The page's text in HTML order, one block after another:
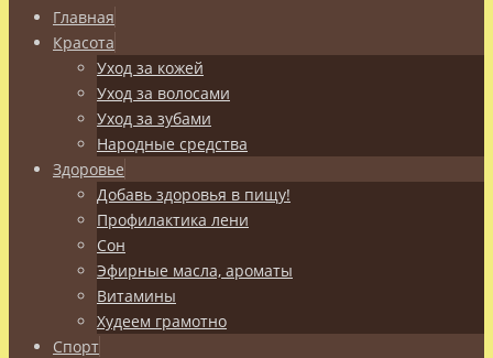
Главная
Красота
Уход за кожей
Уход за волосами
Уход за зубами
Народные средства
Здоровье
Добавь здоровья в пищу!
Профилактика лени
Сон
Эфирные масла, ароматы
Витамины
Худеем грамотно
Спорт